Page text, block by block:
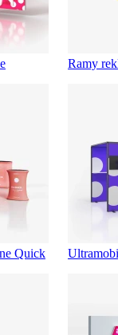
Ramy
Quick